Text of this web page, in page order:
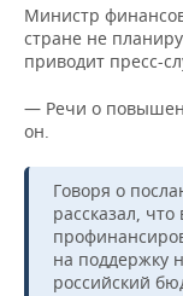
ЭНЕРГЕТИКА
БИЗНЕС-
ONLINE-
ОТКРЫТАЯ
ФУТБОЛ
ХОККЕЙ
БАСКЕТБОЛ
ВОЛЕЙБОЛ
КИБЕРСПОРТ
НОВОСТИ
ВЛАСТЬ
ИСТОРИЯ
КУЛЬТУРА
ФОТОГАЛЕРЕЯ
СЮЖЕТЫ
СПРАВОЧНИК
СПИСОК
СПИСОК
ПОЛНАЯ ВЕРСИЯ
Министр
стране не
приводит пресс-
— Речи о
он.
Говоря о
рассказал,
на поддержку
российский